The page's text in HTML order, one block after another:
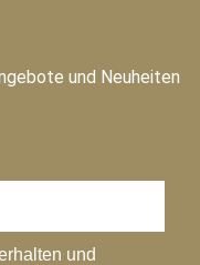
und Neuheiten
und